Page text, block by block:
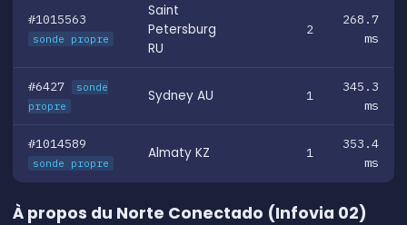
#1015563
sonde propre
Saint
Petersburg
RU
2
268.7
ms
#6427
sonde
propre
Sydney AU 1
345.3
ms
#1014589
sonde propre
Almaty KZ 1
353.4
ms
À propos du Norte Conectado (Infovia 02)